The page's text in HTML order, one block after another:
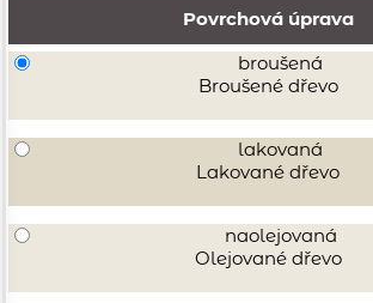
Povrchová úprava
broušená
Broušené dřevo
lakovaná
Lakované dřevo
naolejovaná
Olejované dřevo